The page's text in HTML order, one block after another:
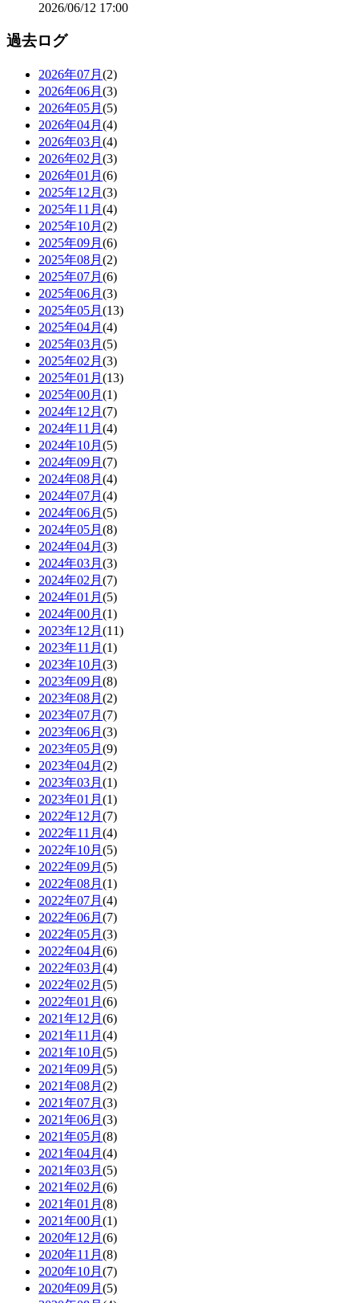
2026/06/12 17:00
過去ログ
2026年07月 (2)
2026年06月 (3)
2026年05月 (5)
2026年04月 (4)
2026年03月 (4)
2026年02月 (3)
2026年01月 (6)
2025年12月 (3)
2025年11月 (4)
2025年10月 (2)
2025年09月 (6)
2025年08月 (2)
2025年07月 (6)
2025年06月 (3)
2025年05月 (13)
2025年04月 (4)
2025年03月 (5)
2025年02月 (3)
2025年01月 (13)
2025年00月 (1)
2024年12月 (7)
2024年11月 (4)
2024年10月 (5)
2024年09月 (7)
2024年08月 (4)
2024年07月 (4)
2024年06月 (5)
2024年05月 (8)
2024年04月 (3)
2024年03月 (3)
2024年02月 (7)
2024年01月 (5)
2024年00月 (1)
2023年12月 (11)
2023年11月 (1)
2023年10月 (3)
2023年09月 (8)
2023年08月 (2)
2023年07月 (7)
2023年06月 (3)
2023年05月 (9)
2023年04月 (2)
2023年03月 (1)
2023年01月 (1)
2022年12月 (7)
2022年11月 (4)
2022年10月 (5)
2022年09月 (5)
2022年08月 (1)
2022年07月 (4)
2022年06月 (7)
2022年05月 (3)
2022年04月 (6)
2022年03月 (4)
2022年02月 (5)
2022年01月 (6)
2021年12月 (6)
2021年11月 (4)
2021年10月 (5)
2021年09月 (5)
2021年08月 (2)
2021年07月 (3)
2021年06月 (3)
2021年05月 (8)
2021年04月 (4)
2021年03月 (5)
2021年02月 (6)
2021年01月 (8)
2021年00月 (1)
2020年12月 (6)
2020年11月 (8)
2020年10月 (7)
2020年09月 (5)